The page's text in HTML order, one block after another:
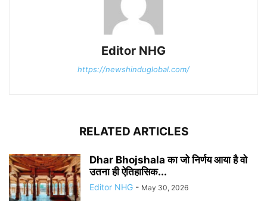
Editor NHG
https://newshinduglobal.com/
RELATED ARTICLES
Dhar Bhojshala का जो निर्णय आया है वो
उतना ही ऐतिहासिक...
Editor NHG - May 30, 2026